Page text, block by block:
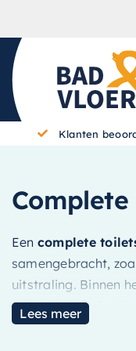
Klanten
Een complete
samengebracht,
uitstraling. Binnen
toiletruimtes.
Lees meer